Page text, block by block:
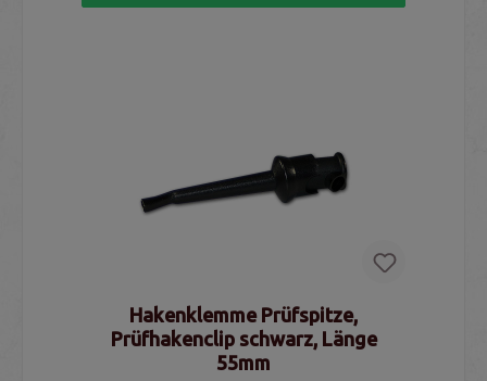
Hakenklemme Prüfspitze,
Prüfhakenclip schwarz, Länge
55mm